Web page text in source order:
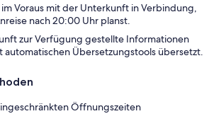
Voraus mit der Unterkunft in Verbindung,
nach 20:00 Uhr planst.
zur Verfügung gestellte Informationen
Übersetzungstools übersetzt.
Öffnungszeiten